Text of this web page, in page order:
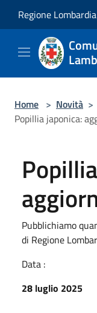
Regione Lombardia
Home > Novità >
Popillia japonica:
Pubblichiamo
di Regione
Data :
28 luglio 2025